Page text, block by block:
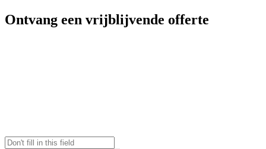
Ontvang een vrijblijvende offerte